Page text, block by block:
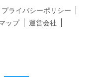
プライバシーポリシー
ップ
運営会社